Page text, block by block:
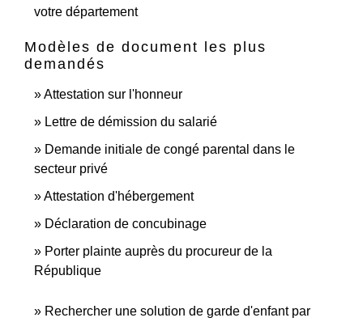
votre département
Modèles de document les plus
demandés
Attestation sur l'honneur
Lettre de démission du salarié
Demande initiale de congé parental dans le
secteur privé
Attestation d'hébergement
Déclaration de concubinage
Porter plainte auprès du procureur de la
République
Rechercher une solution de garde d'enfant par